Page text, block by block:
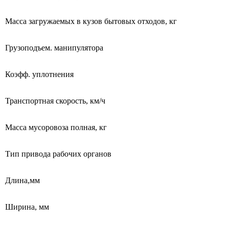
Масса загружаемых в кузов бытовых отходов, кг
Грузоподъем. манипулятора
Коэфф. уплотнения
Транспортная скорость, км/ч
Масса мусоровоза полная, кг
Тип привода рабочих органов
Длина,мм
Ширина, мм